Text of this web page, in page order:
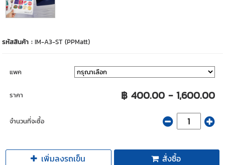
รหัสสินค้า :IM-A3-ST (PPMatt)
แพค
ราคา ฿ 400.00 - 1,600.00
จำนวนที่จะซื้อ
เพิ่มลงรถเข็น สั่งซื้อ